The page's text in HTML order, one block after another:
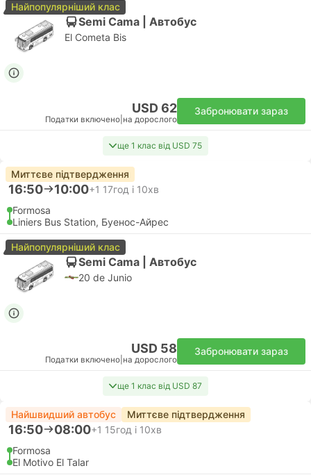
Найпопулярніший клас
Semi Cama | Автобус
El Cometa Bis
USD 62
Податки включено на дорослого
Забронювати зараз
ще 1 клас від USD 75
Миттєве підтвердження
16:50 10:00+1 17год і 10хв
Formosa
Liniers Bus Station, Буенос-Айрес
Найпопулярніший клас
Semi Cama | Автобус
20 de Junio
USD 58
Податки включено на дорослого
Забронювати зараз
ще 1 клас від USD 87
Найшвидший автобус Миттєве підтвердження
16:50 08:00+1 15год і 10хв
Formosa
El Motivo El Talar